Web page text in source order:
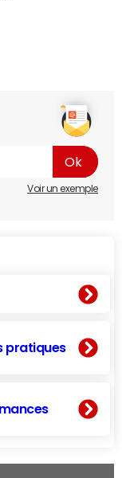
Voir un exemple
pratiques